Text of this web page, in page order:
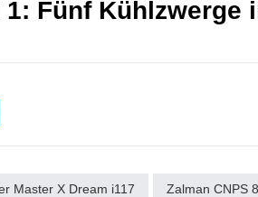
Fünf Kühlzwerge
Master X Dream i117 Zalman CNPS